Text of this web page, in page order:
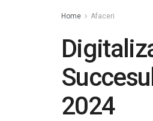
Home Afaceri
2024